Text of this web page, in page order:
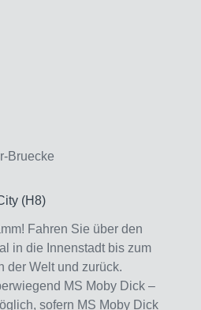
(H8)
Fahren Sie über den
in die Innenstadt bis zum
der Welt und zurück.
MS Moby Dick –
sofern MS Moby Dick